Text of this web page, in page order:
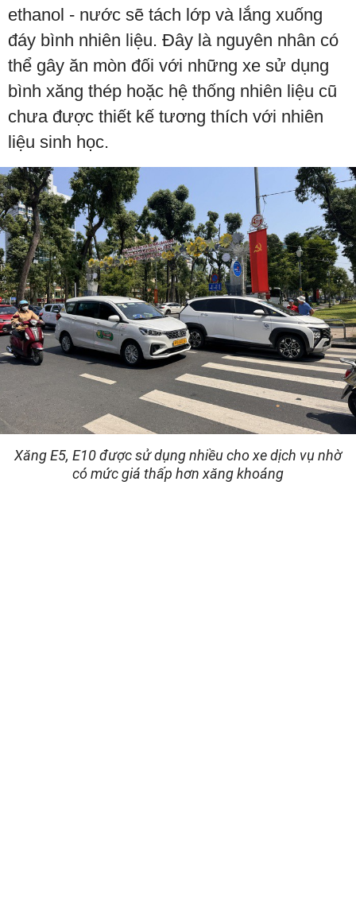
ethanol - nước sẽ tách lớp và lắng xuống
đáy bình nhiên liệu. Đây là nguyên nhân có
thể gây ăn mòn đối với những xe sử dụng
bình xăng thép hoặc hệ thống nhiên liệu cũ
chưa được thiết kế tương thích với nhiên
liệu sinh học.
Xăng E5, E10 được sử dụng nhiều cho xe dịch vụ nhờ
có mức giá thấp hơn xăng khoáng